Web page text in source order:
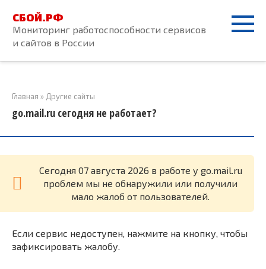
контенту
СБОЙ.РФ
Мониторинг работоспособности сервисов
и сайтов в России
Главная » Другие сайты
go.mail.ru сегодня не работает?
Cегодня 07 августа 2026 в работе у go.mail.ru
проблем мы не обнаружили или получили
мало жалоб от пользователей.
Если сервис недоступен, нажмите на кнопку, чтобы
зафиксировать жалобу.